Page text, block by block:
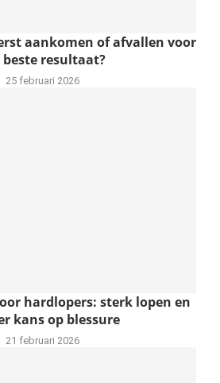
aankomen of afvallen voor
beste resultaat?
25 februari 2026
hardlopers: sterk lopen en
kans op blessure
21 februari 2026